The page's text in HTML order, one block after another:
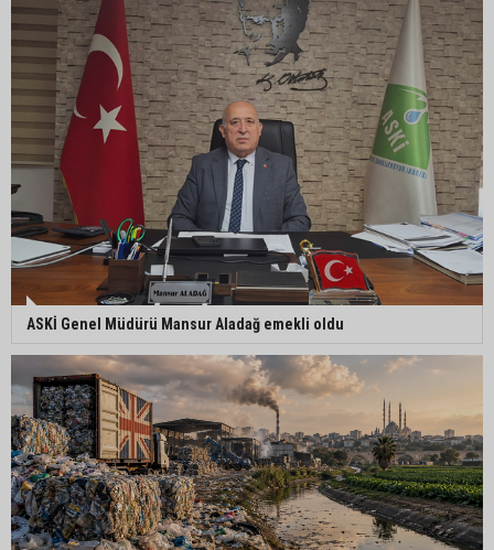
Kozan’da üreticilere Akdeniz Meyve Sineği
uyarısı
İstanbul Lider Kolejleri Adana Kampüsü’ne yoğun
ilgi: Kontenjanlar dolmak üzere
Göçükte hayatını kaybeden işçinin cenazesi
ailesine teslim edildi
Yumurtalık Belediye Başkanı Erdinç Altıok: “Ben
bir yere gitmiyorum, partimdeyim”
ASKİ’den mikroplastik iddialarına açıklama:
“Tesis kirliliğin kaynağı değil”
ASKİ Genel Müdürü Mansur Aladağ emekli oldu